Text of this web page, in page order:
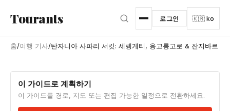
Tourants 로그인 🇰🇷 ko
홈/여행 기사/탄자니아 사파리 서킷: 세렝게티, 응고롱고로 & 잔지바르
이 가이드로 계획하기
이 가이드를 경로, 지도 또는 편집 가능한 일정으로 전환하세요.